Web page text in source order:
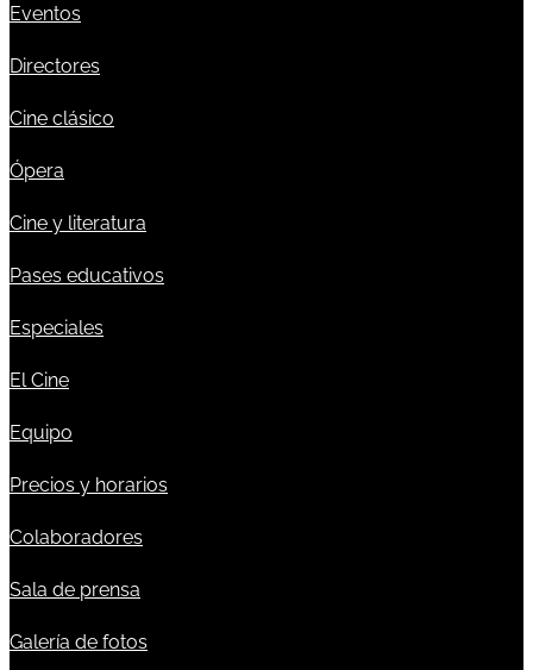
Eventos
Directores
Cine clásico
Ópera
Cine y literatura
Pases educativos
Especiales
El Cine
Equipo
Precios y horarios
Colaboradores
Sala de prensa
Galería de fotos